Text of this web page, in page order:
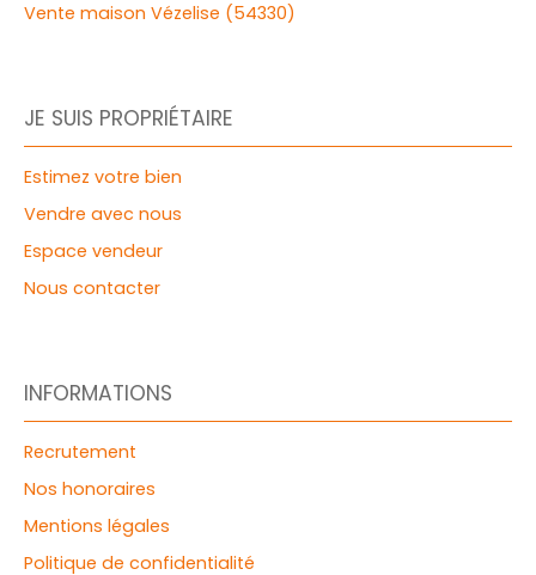
Vente maison Vézelise (54330)
JE SUIS PROPRIÉTAIRE
Estimez votre bien
Vendre avec nous
Espace vendeur
Nous contacter
INFORMATIONS
Recrutement
Nos honoraires
Mentions légales
Politique de confidentialité